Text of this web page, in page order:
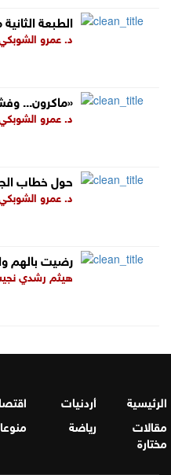
الطبعة
د. عمرو
ماكرون... وفشل «الهندسة السياسية»
د. عمرو
حول خطاب
د. عمرو
رضيت بالهم
هيثم رشدي
الرئيسية أردنيات
مقالات
مختارة
رياضة